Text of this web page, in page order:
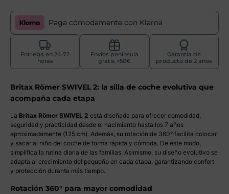
Paga cómodamente con Klarna
Entrega en 24-72
horas
Envíos península
gratis +50€
Garantía de
producto de 2 años
Britax Römer SWIVEL 2: la silla de coche evolutiva que
acompaña cada etapa
La Britax Römer SWIVEL 2 está diseñada para ofrecer comodidad,
seguridad y practicidad desde el nacimiento hasta los 7 años
aproximadamente (125 cm). Además, su rotación de 360° facilita colocar
y sacar al niño del coche de forma rápida y cómoda. De este modo,
simplifica la rutina diaria de las familias. Asimismo, su diseño evolutivo se
adapta al crecimiento del pequeño en cada etapa, garantizando confort
y protección durante más tiempo.
Rotación 360° para mayor comodidad